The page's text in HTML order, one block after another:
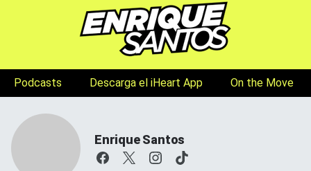
Podcasts Descarga el iHeart App On the Move
Enrique Santos